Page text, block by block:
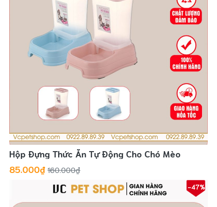
Hộp Đựng Thức Ăn Tự Động Cho Chó Mèo
85.000₫ 160.000₫
-47%